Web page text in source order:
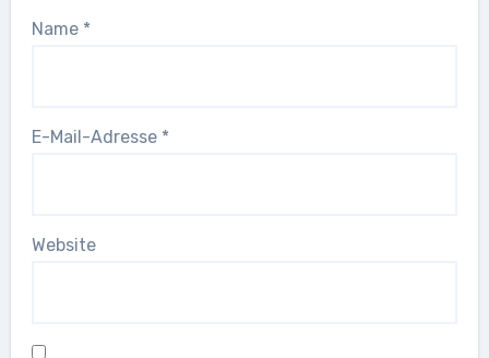
Name *
E-Mail-Adresse *
Website